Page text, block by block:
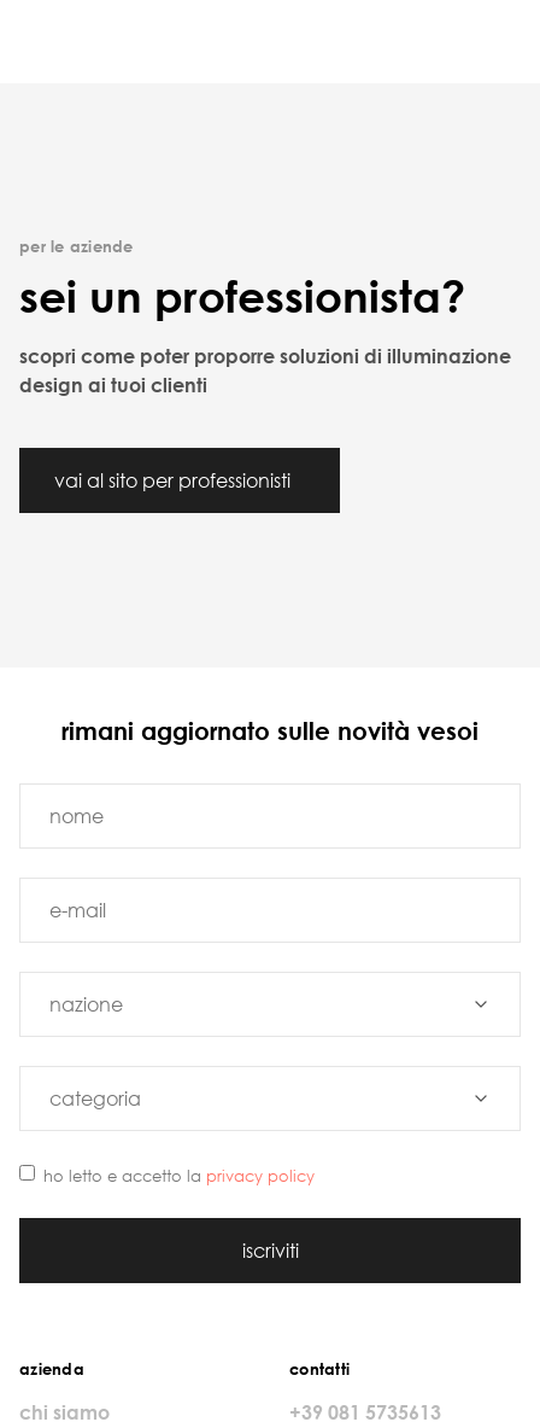
per le aziende
sei un professionista?
scopri come poter proporre soluzioni di illuminazione
design ai tuoi clienti
vai al sito per professionisti
rimani aggiornato sulle novità vesoi
ho letto e accetto la privacy policy
iscriviti
azienda
chi siamo
contatti
+39 081 5735613